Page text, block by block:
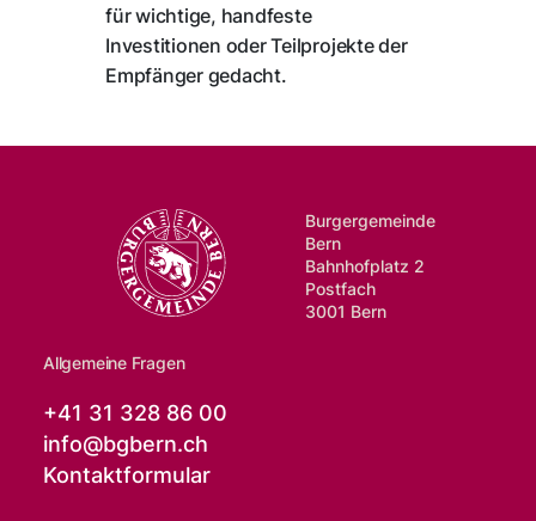
für wichtige, handfeste
Investitionen oder Teilprojekte der
Empfänger gedacht.
Burgergemeinde
Bern
Bahnhofplatz 2
Postfach
3001 Bern
Allgemeine Fragen
+41 31 328 86 00
info@bgbern.ch
Kontaktformular